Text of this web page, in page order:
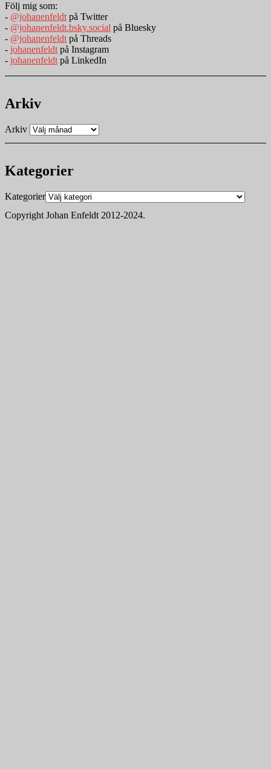
Följ mig som:
- @johanenfeldt på Twitter
- @johanenfeldt.bsky.social på Bluesky
- @johanenfeldt på Threads
- johanenfeldt på Instagram
- johanenfeldt på LinkedIn
Arkiv
Arkiv
Kategorier
Kategorier
Copyright Johan Enfeldt 2012-2024.